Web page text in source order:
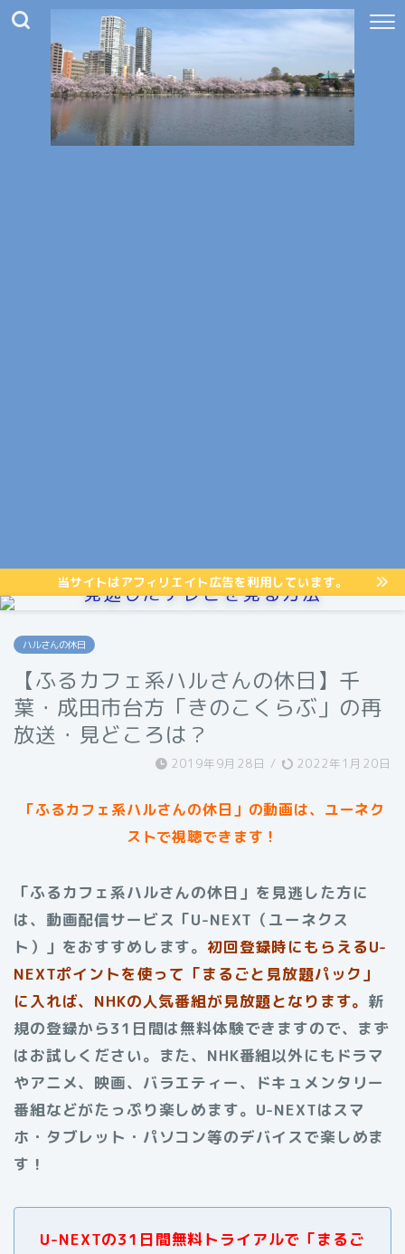
当サイトはアフィリエイト広告を利用しています。
見逃したテレビを見る方法
ハルさんの休日
【ふるカフェ系ハルさんの休日】千
葉・成田市台方「きのこくらぶ」の再
放送・見どころは？
2019年9月28日 / 2022年1月20日
「ふるカフェ系ハルさんの休日」の動画は、ユーネク
ストで視聴できます！
「ふるカフェ系ハルさんの休日」を見逃した方に
は、動画配信サービス「U-NEXT（ユーネクス
ト）」をおすすめします。 初回登録時にもらえるU-
NEXTポイントを使って「まるごと見放題パック」
に入れば、NHKの人気番組が見放題となります。 新
規の登録から31日間は無料体験できますので、まず
はお試しください。また、NHK番組以外にもドラマ
やアニメ、映画、バラエティー、ドキュメンタリー
番組などがたっぷり楽しめます。U-NEXTはスマ
ホ・タブレット・パソコン等のデバイスで楽しめま
す！
U-NEXTの31日間無料トライアルで「まるご